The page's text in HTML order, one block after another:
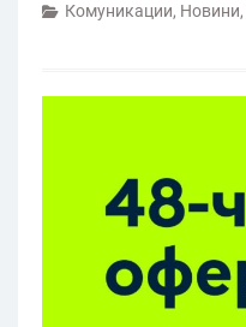
Комуникации, Новини,